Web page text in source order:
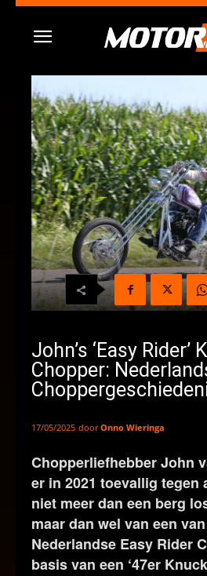
John’s ‘Easy Rider’
Chopper:
17/05/2025 door Onno Wieringa
Chopperliefhebber John
er in 2021 toevallig
niet meer dan een berg
maar dan wel van een
Nederlandse Easy Rider
basis van een ‘47er